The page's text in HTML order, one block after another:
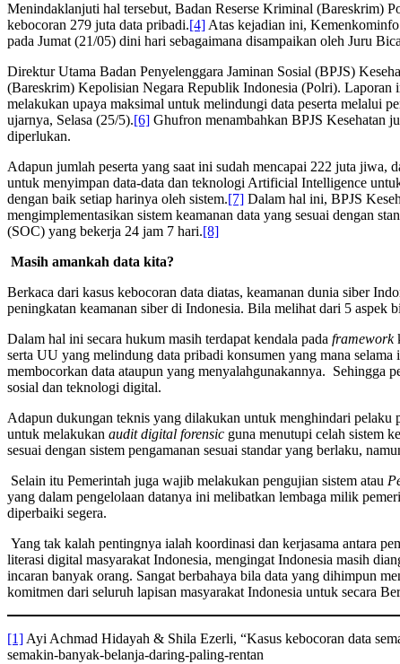
Menindaklanjuti hal tersebut, Badan Reserse Kriminal (Bareskrim)
kebocoran 279 juta data pribadi.[4] Atas kejadian ini, Kemenkominfo
pada Jumat (21/05) dini hari sebagaimana disampaikan oleh Juru
Direktur Utama Badan Penyelenggara Jaminan Sosial (BPJS)
(Bareskrim) Kepolisian Negara Republik Indonesia (Polri). Laporan
melakukan upaya maksimal untuk melindungi data peserta melalui
ujarnya, Selasa (25/5).[6] Ghufron menambahkan BPJS Kesehatan
diperlukan.
Adapun jumlah peserta yang saat ini sudah mencapai 222 juta jiwa,
untuk menyimpan data-data dan teknologi Artificial Intelligence
dengan baik setiap harinya oleh sistem.[7] Dalam hal ini, BPJS
mengimplementasikan sistem keamanan data yang sesuai dengan
(SOC) yang bekerja 24 jam 7 hari.[8]
Masih amankah data kita?
Berkaca dari kasus kebocoran data diatas, keamanan dunia siber
peningkatan keamanan siber di Indonesia. Bila melihat dari 5 aspek
Dalam hal ini secara hukum masih terdapat kendala pada framework
serta UU yang melindung data pribadi konsumen yang mana
membocorkan data ataupun yang menyalahgunakannya. Sehingga
sosial dan teknologi digital.
Adapun dukungan teknis yang dilakukan untuk menghindari pelaku
untuk melakukan audit digital forensic guna menutupi celah sistem
sesuai dengan sistem pengamanan sesuai standar yang berlaku,
Selain itu Pemerintah juga wajib melakukan pengujian sistem atau
yang dalam pengelolaan datanya ini melibatkan lembaga milik
diperbaiki segera.
Yang tak kalah pentingnya ialah koordinasi dan kerjasama antara
literasi digital masyarakat Indonesia, mengingat Indonesia masih
incaran banyak orang. Sangat berbahaya bila data yang dihimpun
komitmen dari seluruh lapisan masyarakat Indonesia untuk secara
[1] Ayi Achmad Hidayah & Shila Ezerli, “Kasus kebocoran data
semakin-banyak-belanja-daring-paling-rentan